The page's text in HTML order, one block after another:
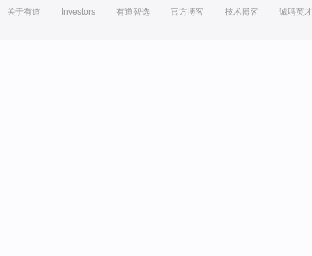
关于有道 Investors 有道智选 官方博客 技术博客 诚聘英才